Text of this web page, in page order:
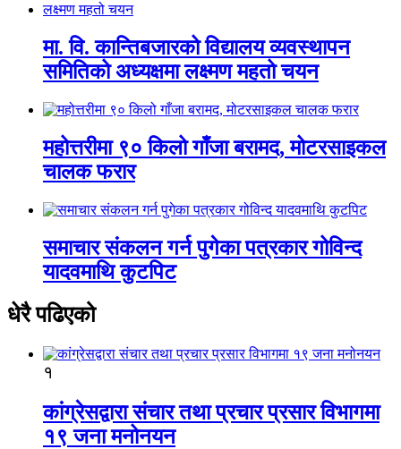
मा. वि. कान्तिबजारको विद्यालय व्यवस्थापन
समितिको अध्यक्षमा लक्ष्मण महतो चयन
महोत्तरीमा ९० किलो गाँजा बरामद, मोटरसाइकल
चालक फरार
समाचार संकलन गर्न पुगेका पत्रकार गोविन्द
यादवमाथि कुटपिट
धेरै पढिएको
१
कांग्रेसद्वारा संचार तथा प्रचार प्रसार विभागमा
१९ जना मनोनयन